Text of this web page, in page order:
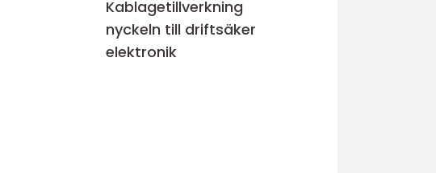
Kablagetillverkning
nyckeln till driftsäker
elektronik